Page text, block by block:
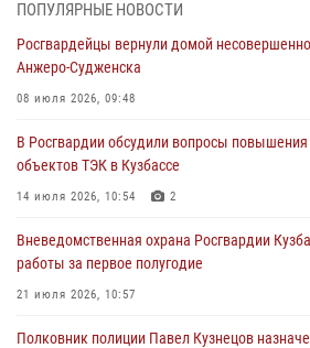
07 августа 2026, 05:32
С 1 сентября 2026 года вступает в силу
частной охранной деятельности
06 августа 2026, 10:19
Росгвардейцы задержали предполагаемого
ножевого ранения кемеровчанину
06 августа 2026, 09:18
Росгвардейцы задержали мужчину,
горожанки
06 августа 2026, 08:17
Росгвардейцы пресекли противоправные
ПОПУЛЯРНЫЕ НОВОСТИ
Росгвардейцы вернули домой
Анжеро-Судженска
08 июля 2026, 09:48
В Росгвардии обсудили вопросы повышения
объектов ТЭК в Кузбассе
14 июля 2026, 10:54 2
Вневедомственная охрана Росгвардии
работы за первое полугодие
21 июля 2026, 10:57
Полковник полиции Павел Кузнецов